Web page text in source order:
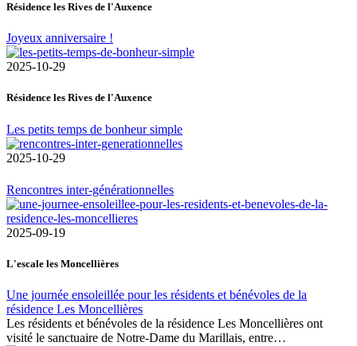
Résidence les Rives de l'Auxence
Joyeux anniversaire !
2025-10-29
Résidence les Rives de l'Auxence
Les petits temps de bonheur simple
2025-10-29
Rencontres inter-générationnelles
2025-09-19
L'escale les Moncellières
Une journée ensoleillée pour les résidents et bénévoles de la
résidence Les Moncellières
Les résidents et bénévoles de la résidence Les Moncellières ont
visité le sanctuaire de Notre-Dame du Marillais, entre…